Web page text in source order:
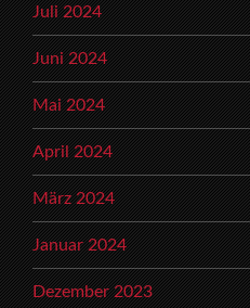
Juli 2024
Juni 2024
Mai 2024
April 2024
März 2024
Januar 2024
Dezember 2023